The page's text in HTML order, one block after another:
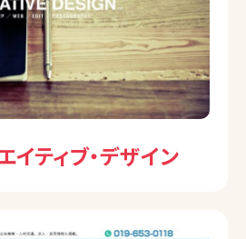
イティブ・デザイン